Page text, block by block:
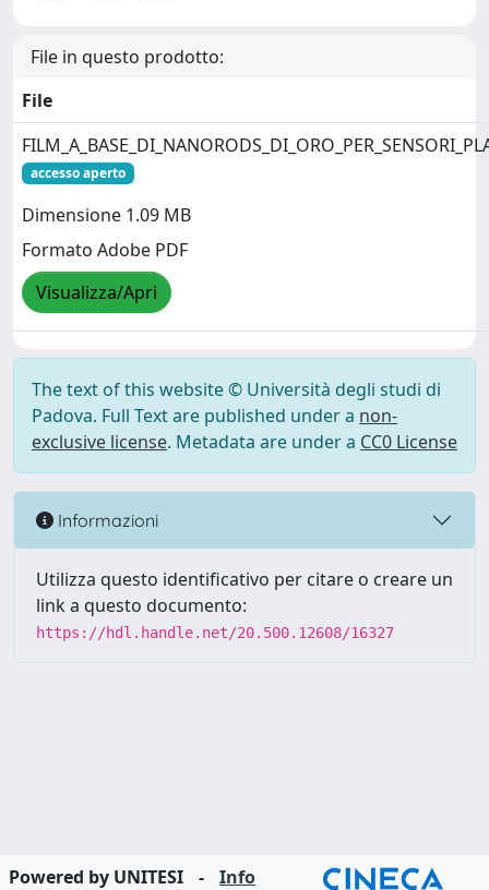
File in questo prodotto:
File
accesso aperto
Dimensione 1.09 MB
Formato Adobe PDF
Visualizza/Apri
The text of this website © Università degli studi di
Padova. Full Text are published under a non-
exclusive license. Metadata are under a CC0 License
Informazioni
Utilizza questo identificativo per citare o creare un
link a questo documento:
https://hdl.handle.net/20.500.12608/16327
Powered by UNITESI -
Info